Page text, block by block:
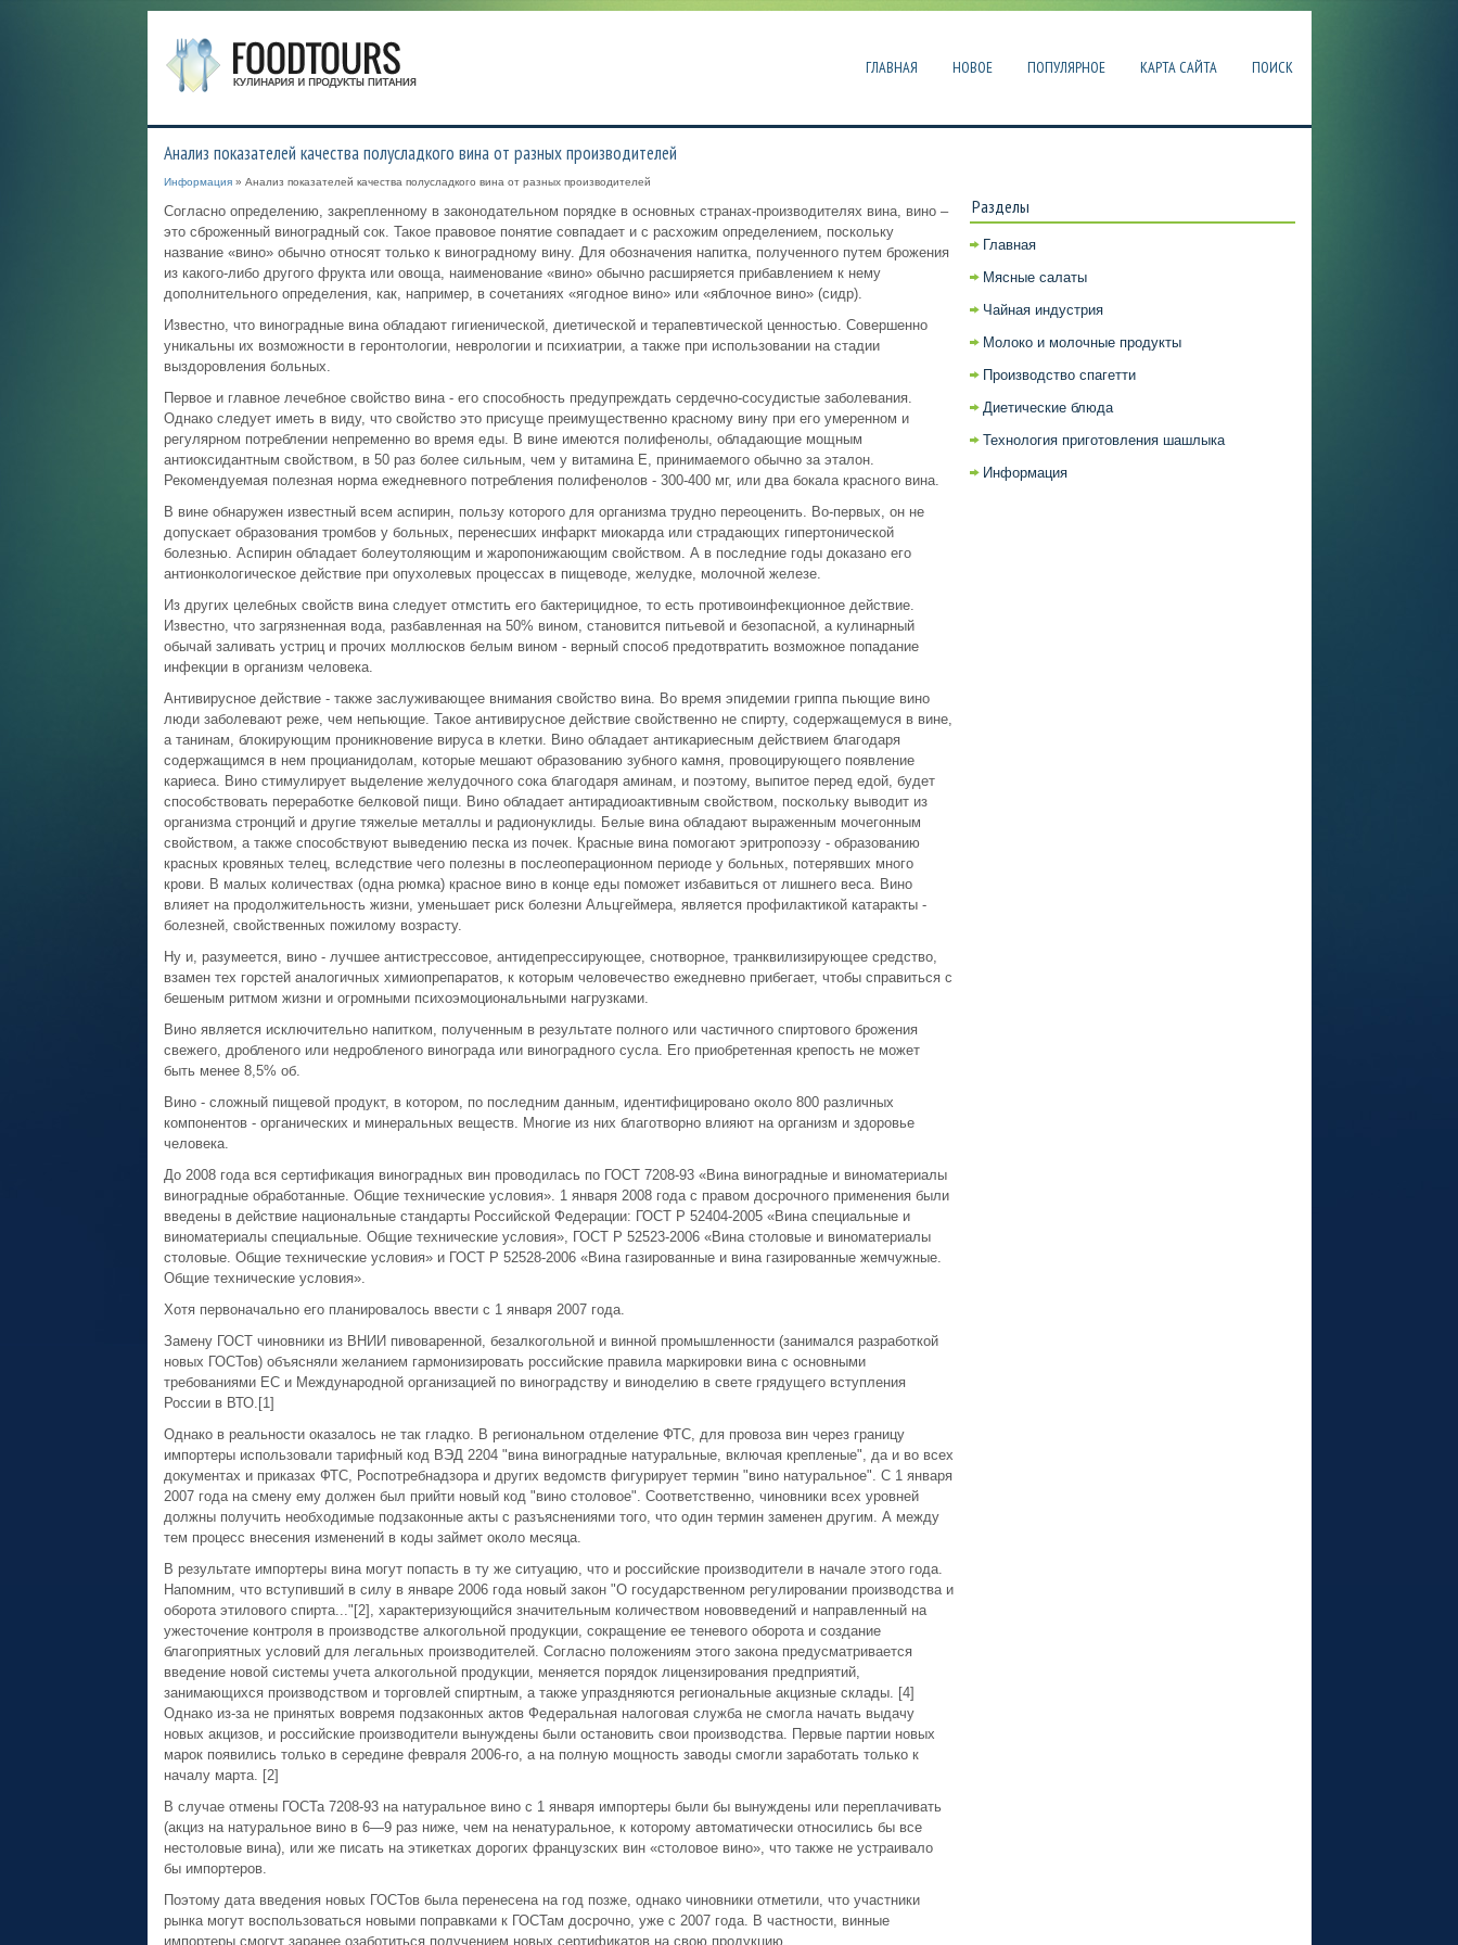
ГЛАВНАЯ НОВОЕ ПОПУЛЯРНОЕ КАРТА САЙТА ПОИСК
Анализ показателей качества полусладкого вина от разных производителей
Информация» Анализ показателей качества полусладкого вина от разных производителей
Согласно определению, закрепленному в законодательном порядке в основных странах-производителях вина, вино –
это сброженный виноградный сок. Такое правовое понятие совпадает и с расхожим определением, поскольку
название «вино» обычно относят только к виноградному вину. Для обозначения напитка, полученного путем брожения
из какого-либо другого фрукта или овоща, наименование «вино» обычно расширяется прибавлением к нему
дополнительного определения, как, например, в сочетаниях «ягодное вино» или «яблочное вино» (сидр).
Известно, что виноградные вина обладают гигиенической, диетической и терапевтической ценностью. Совершенно
уникальны их возможности в геронтологии, неврологии и психиатрии, а также при использовании на стадии
выздоровления больных.
Первое и главное лечебное свойство вина - его способность предупреждать сердечно-сосудистые заболевания.
Однако следует иметь в виду, что свойство это присуще преимущественно красному вину при его умеренном и
регулярном потреблении непременно во время еды. В вине имеются полифенолы, обладающие мощным
антиоксидантным свойством, в 50 раз более сильным, чем у витамина Е, принимаемого обычно за эталон.
Рекомендуемая полезная норма ежедневного потребления полифенолов - 300-400 мг, или два бокала красного вина.
В вине обнаружен известный всем аспирин, пользу которого для организма трудно переоценить. Во-первых, он не
допускает образования тромбов у больных, перенесших инфаркт миокарда или страдающих гипертонической
болезнью. Аспирин обладает болеутоляющим и жаропонижающим свойством. А в последние годы доказано его
антионкологическое действие при опухолевых процессах в пищеводе, желудке, молочной железе.
Из других целебных свойств вина следует отмстить его бактерицидное, то есть противоинфекционное действие.
Известно, что загрязненная вода, разбавленная на 50% вином, становится питьевой и безопасной, а кулинарный
обычай заливать устриц и прочих моллюсков белым вином - верный способ предотвратить возможное попадание
инфекции в организм человека.
Антивирусное действие - также заслуживающее внимания свойство вина. Во время эпидемии гриппа пьющие вино
люди заболевают реже, чем непьющие. Такое антивирусное действие свойственно не спирту, содержащемуся в вине,
а танинам, блокирующим проникновение вируса в клетки. Вино обладает антикариесным действием благодаря
содержащимся в нем процианидолам, которые мешают образованию зубного камня, провоцирующего появление
кариеса. Вино стимулирует выделение желудочного сока благодаря аминам, и поэтому, выпитое перед едой, будет
способствовать переработке белковой пищи. Вино обладает антирадиоактивным свойством, поскольку выводит из
организма стронций и другие тяжелые металлы и радионуклиды. Белые вина обладают выраженным мочегонным
свойством, а также способствуют выведению песка из почек. Красные вина помогают эритропоэзу - образованию
красных кровяных телец, вследствие чего полезны в послеоперационном периоде у больных, потерявших много
крови. В малых количествах (одна рюмка) красное вино в конце еды поможет избавиться от лишнего веса. Вино
влияет на продолжительность жизни, уменьшает риск болезни Альцгеймера, является профилактикой катаракты -
болезней, свойственных пожилому возрасту.
Ну и, разумеется, вино - лучшее антистрессовое, антидепрессирующее, снотворное, транквилизирующее средство,
взамен тех горстей аналогичных химиопрепаратов, к которым человечество ежедневно прибегает, чтобы справиться с
бешеным ритмом жизни и огромными психоэмоциональными нагрузками.
Вино является исключительно напитком, полученным в результате полного или частичного спиртового брожения
свежего, дробленого или недробленого винограда или виноградного сусла. Его приобретенная крепость не может
быть менее 8,5% об.
Вино - сложный пищевой продукт, в котором, по последним данным, идентифицировано около 800 различных
компонентов - органических и минеральных веществ. Многие из них благотворно влияют на организм и здоровье
человека.
До 2008 года вся сертификация виноградных вин проводилась по ГОСТ 7208-93 «Вина виноградные и виноматериалы
виноградные обработанные. Общие технические условия». 1 января 2008 года с правом досрочного применения были
введены в действие национальные стандарты Российской Федерации: ГОСТ Р 52404-2005 «Вина специальные и
виноматериалы специальные. Общие технические условия», ГОСТ Р 52523-2006 «Вина столовые и виноматериалы
столовые. Общие технические условия» и ГОСТ Р 52528-2006 «Вина газированные и вина газированные жемчужные.
Общие технические условия».
Хотя первоначально его планировалось ввести с 1 января 2007 года.
Замену ГОСТ чиновники из ВНИИ пивоваренной, безалкогольной и винной промышленности (занимался разработкой
новых ГОСТов) объясняли желанием гармонизировать российские правила маркировки вина с основными
требованиями ЕС и Международной организацией по виноградству и виноделию в свете грядущего вступления
России в ВТО.[1]
Однако в реальности оказалось не так гладко. В региональном отделение ФТС, для провоза вин через границу
импортеры использовали тарифный код ВЭД 2204 "вина виноградные натуральные, включая крепленые", да и во всех
документах и приказах ФТС, Роспотребнадзора и других ведомств фигурирует термин "вино натуральное". С 1 января
2007 года на смену ему должен был прийти новый код "вино столовое". Соответственно, чиновники всех уровней
должны получить необходимые подзаконные акты с разъяснениями того, что один термин заменен другим. А между
тем процесс внесения изменений в коды займет около месяца.
В результате импортеры вина могут попасть в ту же ситуацию, что и российские производители в начале этого года.
Напомним, что вступивший в силу в январе 2006 года новый закон "О государственном регулировании производства и
оборота этилового спирта..."[2], характеризующийся значительным количеством нововведений и направленный на
ужесточение контроля в производстве алкогольной продукции, сокращение ее теневого оборота и создание
благоприятных условий для легальных производителей. Согласно положениям этого закона предусматривается
введение новой системы учета алкогольной продукции, меняется порядок лицензирования предприятий,
занимающихся производством и торговлей спиртным, а также упраздняются региональные акцизные склады. [4]
Однако из-за не принятых вовремя подзаконных актов Федеральная налоговая служба не смогла начать выдачу
новых акцизов, и российские производители вынуждены были остановить свои производства. Первые партии новых
марок появились только в середине февраля 2006-го, а на полную мощность заводы смогли заработать только к
началу марта. [2]
В случае отмены ГОСТа 7208-93 на натуральное вино с 1 января импортеры были бы вынуждены или переплачивать
(акциз на натуральное вино в 6—9 раз ниже, чем на ненатуральное, к которому автоматически относились бы все
нестоловые вина), или же писать на этикетках дорогих французских вин «столовое вино», что также не устраивало
бы импортеров.
Поэтому дата введения новых ГОСТов была перенесена на год позже, однако чиновники отметили, что участники
рынка могут воспользоваться новыми поправками к ГОСТам досрочно, уже с 2007 года. В частности, винные
импортеры смогут заранее озаботиться получением новых сертификатов на свою продукцию.
Разделы
Главная
Мясные салаты
Чайная индустрия
Молоко и молочные продукты
Производство спагетти
Диетические блюда
Технология приготовления шашлыка
Информация